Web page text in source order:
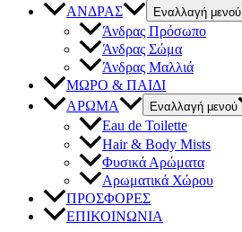
ΑΝΔΡΑΣ
Εναλλαγή μενού
Άνδρας Πρόσωπο
Άνδρας Σώμα
Άνδρας Μαλλιά
ΜΩΡΟ & ΠΑΙΔΙ
ΑΡΩΜΑ
Εναλλαγή μενού
Eau de Toilette
Hair & Body Mists
Φυσικά Αρώματα
Αρωματικά Χώρου
ΠΡΟΣΦΟΡΕΣ
ΕΠΙΚΟΙΝΩΝΙΑ